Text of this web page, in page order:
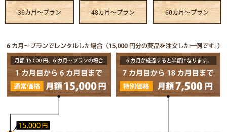
36カ月～プラン 48カ月～プラン 60カ月～プラン